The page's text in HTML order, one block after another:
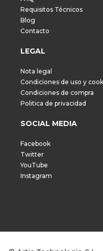
Requisitos Técnicos
Blog
Contacto
LEGAL
Nota legal
Condiciones de uso y
Condiciones de compra
Politica de privacidad
SOCIAL MEDIA
Facebook
Twitter
YouTube
Instagram